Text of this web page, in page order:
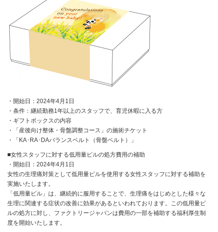
・開始日：2024年4月1日
・条件：継続勤務1年以上のスタッフで、育児休暇に入る方
・ギフトボックスの内容
・「産後向け整体・骨盤調整コース」の施術チケット
・「KA･RA･DAバランスベルト（骨盤ベルト）」
■女性スタッフに対する低用量ピルの処方費用の補助
・開始日：2024年4月1日
女性の生理痛対策として低用量ピルを使用する女性スタッフに対する補助を
実施いたします。
「低用量ピル」は、継続的に服用することで、生理痛をはじめとした様々な
生理に関連する症状の改善に効果があるといわれております。この低用量ピ
ルの処方に対し、ファクトリージャパンは費用の一部を補助する福利厚生制
度を開始いたします。